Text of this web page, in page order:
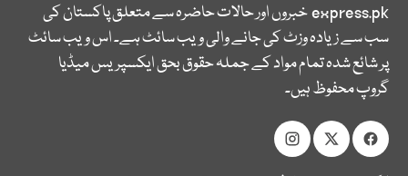
express.pkخبروں اور حالات حاضرہ سے متعلق پاکستان کی
سب سے زیادہ وزٹ کی جانے والی ویب سائٹ ہے۔ اس ویب سائٹ
پر شائع شدہ تمام مواد کے جملہ حقوق بحق ایکسپریس میڈیا
گروپ محفوظ ہیں۔